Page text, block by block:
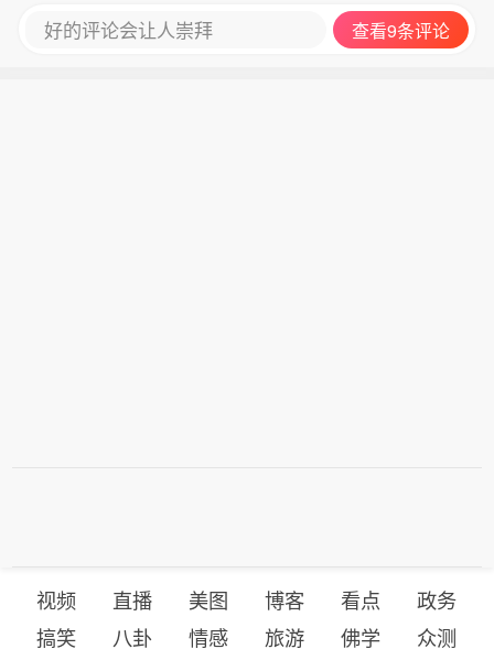
好的评论会让人崇拜 查看9条评论
视频 直播 美图 博客 看点
政务
搞笑
八卦 情感 旅游 佛学 众测